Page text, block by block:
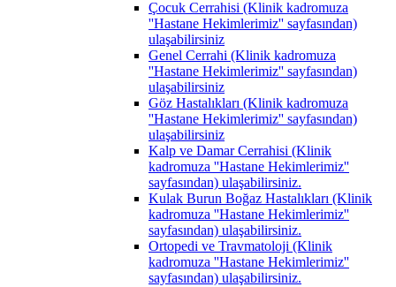
Çocuk Cerrahisi (Klinik kadromuza
''Hastane Hekimlerimiz'' sayfasından)
ulaşabilirsiniz
Genel Cerrahi (Klinik kadromuza
''Hastane Hekimlerimiz'' sayfasından)
ulaşabilirsiniz
Göz Hastalıkları (Klinik kadromuza
''Hastane Hekimlerimiz'' sayfasından)
ulaşabilirsiniz
Kalp ve Damar Cerrahisi (Klinik
kadromuza ''Hastane Hekimlerimiz''
sayfasından) ulaşabilirsiniz.
Kulak Burun Boğaz Hastalıkları (Klinik
kadromuza ''Hastane Hekimlerimiz''
sayfasından) ulaşabilirsiniz.
Ortopedi ve Travmatoloji (Klinik
kadromuza ''Hastane Hekimlerimiz''
sayfasından) ulaşabilirsiniz.